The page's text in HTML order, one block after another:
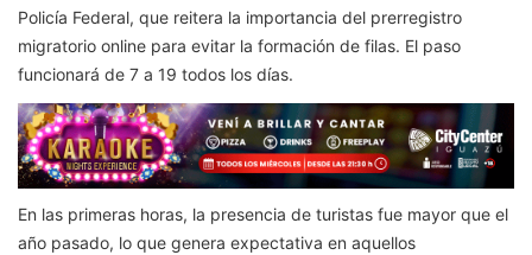
Policía Federal, que reitera la importancia del prerregistro
migratorio online para evitar la formación de filas. El paso
funcionará de 7 a 19 todos los días.
En las primeras horas, la presencia de turistas fue mayor que el
año pasado, lo que genera expectativa en aquellos